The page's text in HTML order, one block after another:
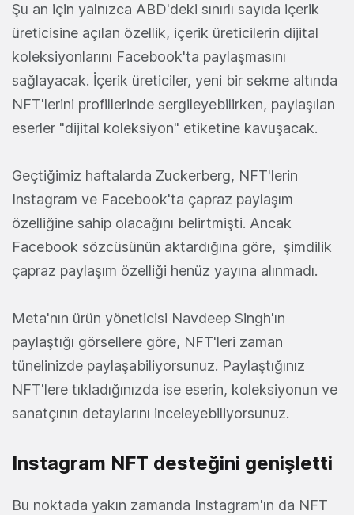
Şu an için yalnızca ABD'deki sınırlı sayıda içerik
üreticisine açılan özellik, içerik üreticilerin dijital
koleksiyonlarını Facebook'ta paylaşmasını
sağlayacak. İçerik üreticiler, yeni bir sekme altında
NFT'lerini profillerinde sergileyebilirken, paylaşılan
eserler "dijital koleksiyon" etiketine kavuşacak.
Geçtiğimiz haftalarda Zuckerberg, NFT'lerin
Instagram ve Facebook'ta çapraz paylaşım
özelliğine sahip olacağını belirtmişti. Ancak
Facebook sözcüsünün aktardığına göre, şimdilik
çapraz paylaşım özelliği henüz yayına alınmadı.
Meta'nın ürün yöneticisi Navdeep Singh'ın
paylaştığı görsellere göre, NFT'leri zaman
tünelinizde paylaşabiliyorsunuz. Paylaştığınız
NFT'lere tıkladığınızda ise eserin, koleksiyonun ve
sanatçının detaylarını inceleyebiliyorsunuz.
Instagram NFT desteğini genişletti
Bu noktada yakın zamanda Instagram'ın da NFT